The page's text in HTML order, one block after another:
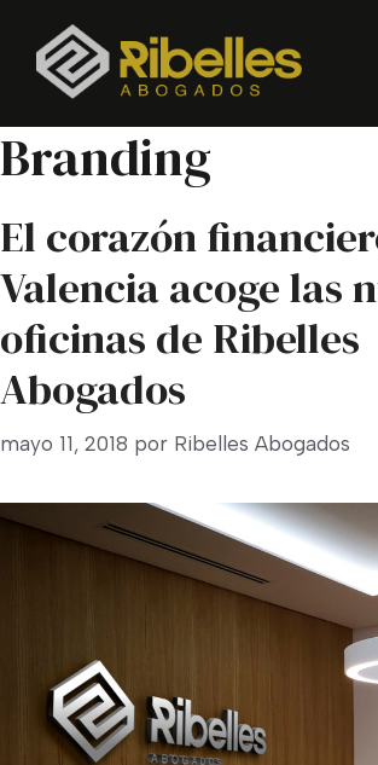
contenido
Branding
El corazón
Valencia acoge las
oficinas de Ribelles
Abogados
mayo 11, 2018 por Ribelles Abogados